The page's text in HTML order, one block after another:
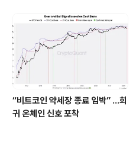
“비트코인 약세장 종료 임박” …희
귀 온체인 신호 포착